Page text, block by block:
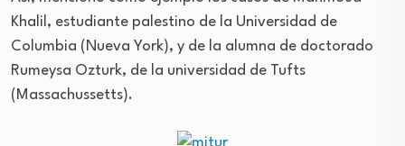
Khalil, estudiante palestino de la Universidad de
Columbia (Nueva York), y de la alumna de doctorado
Rumeysa Ozturk, de la universidad de Tufts
(Massachussetts).